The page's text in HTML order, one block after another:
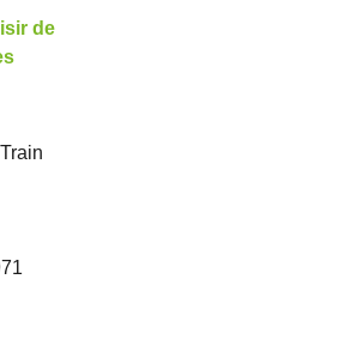
de